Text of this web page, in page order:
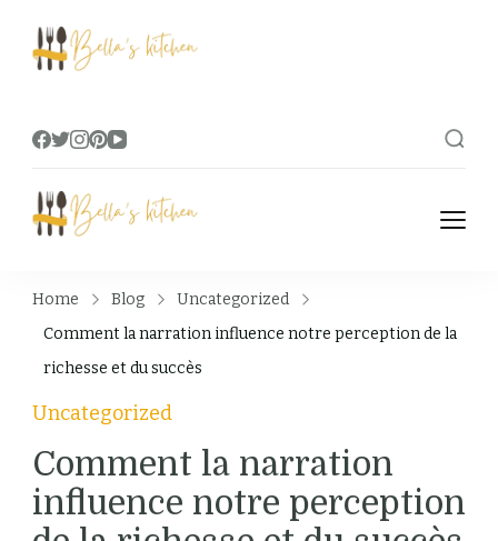
Food Tips, Recipes & Videos
Home Blog
Uncategorized
Comment la narration influence notre perception de la
richesse et du succès
Uncategorized
Comment la narration
influence notre perception